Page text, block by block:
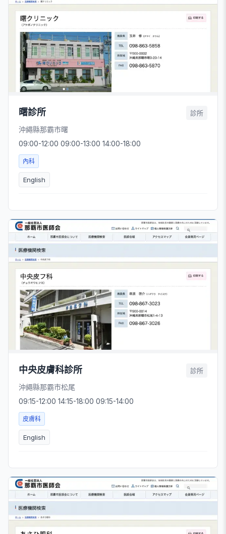
曙診所 診所
沖繩縣那霸市曙
09:00-12:00 09:00-13:00 14:00-18:00
內科
English
中央皮膚科診所 診所
沖繩縣那霸市松尾
09:15-12:00 14:15-18:00 09:15-14:00
皮膚科
English